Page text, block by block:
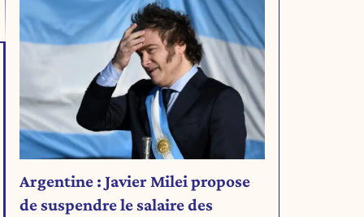
Argentine : Javier Milei propose
de suspendre le salaire des